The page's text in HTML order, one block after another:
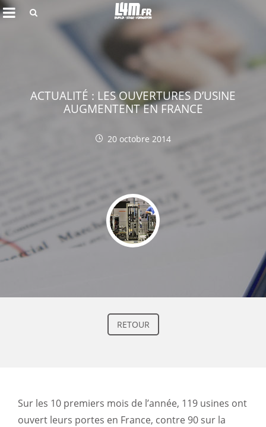
RETOUR
ACTUALITÉ : LES OUVERTURES D’USINE
AUGMENTENT EN FRANCE
20 octobre 2014
Sur les 10 premiers mois de l’année, 119 usines ont
ouvert leurs portes en France, contre 90 sur la